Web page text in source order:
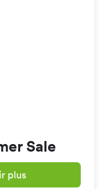
Sale
plus